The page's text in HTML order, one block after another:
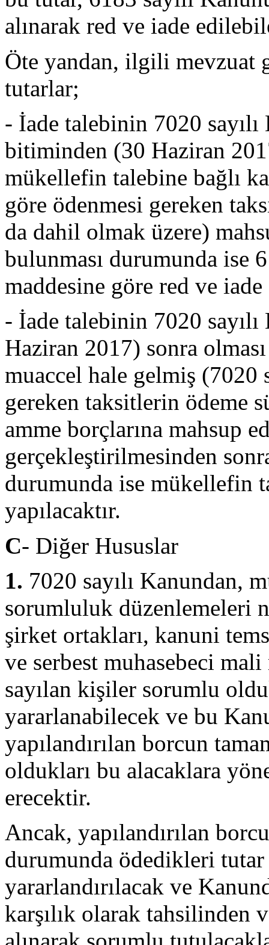
alınarak red ve iade
Öte yandan, ilgili mevzuat
tutarlar;
- İade talebinin 7020
bitiminden (30 Haziran
mükellefin talebine bağlı
göre ödenmesi gereken
da dahil olmak üzere)
bulunması durumunda ise
maddesine göre red ve
- İade talebinin 7020
Haziran 2017) sonra
muaccel hale gelmiş (7020
gereken taksitlerin ödeme
amme borçlarına mahsup
gerçekleştirilmesinden
durumunda ise mükellefin
yapılacaktır.
C- Diğer Hususlar
1. 7020 sayılı Kanundan,
sorumluluk düzenlemeleri
şirket ortakları, kanuni
ve serbest muhasebeci
sayılan kişiler sorumlu
yararlanabilecek ve bu
yapılandırılan borcun
oldukları bu alacaklara
erecektir.
Ancak, yapılandırılan
durumunda ödedikleri
yararlandırılacak ve
karşılık olarak tahsilinden